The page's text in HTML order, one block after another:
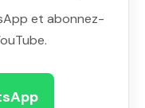
et abonnez-